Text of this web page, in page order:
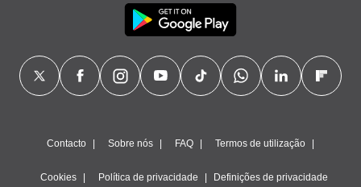
Contacto Sobre nós FAQ Termos de utilização
Cookies Política de privacidade Definições de privacidade